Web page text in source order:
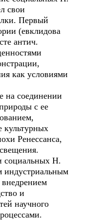
свои
Первый
(евклидова
антич.
как условиями
на соединении
с ее
культурных
Ренессанса,
социальных Н.
индустриальным
и
научного